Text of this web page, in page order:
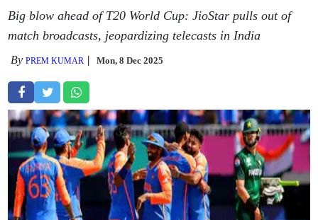
Big blow ahead of T20 World Cup: JioStar pulls out of
match broadcasts, jeopardizing telecasts in India
ByPREM KUMAR Mon, 8 Dec 2025